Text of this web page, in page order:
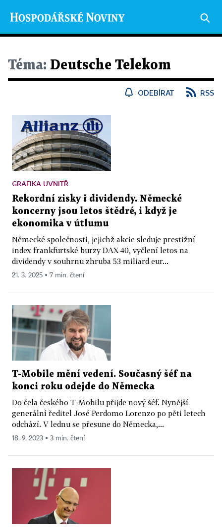
Téma: Deutsche Telekom
ODEBÍRAT RSS
GRAFIKA UVNITŘ
Rekordní zisky i dividendy. Německé
koncerny jsou letos štědré, i když je
ekonomika v útlumu
Německé společnosti, jejichž akcie sleduje prestižní
index frankfurtské burzy DAX 40, vyčlení letos na
dividendy v souhrnu zhruba 53 miliard eur...
21. 3. 2025 ▪ 7 min. čtení
T-Mobile mění vedení. Současný šéf na
konci roku odejde do Německa
Do čela českého T-Mobilu přijde nový šéf. Nynější
generální ředitel José Perdomo Lorenzo po pěti letech
odchází. V lednu se přesune do Německa,...
18. 9. 2023 ▪ 3 min. čtení